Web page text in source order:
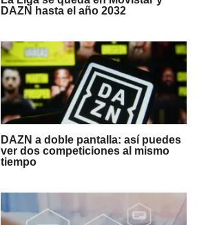
DAZN hasta el año 2032
DAZN a doble pantalla: así puedes
ver dos competiciones al mismo
tiempo